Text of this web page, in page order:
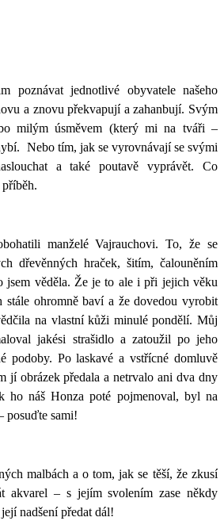
poznávat jednotlivé obyvatele našeho
a znovu překvapují a zahanbují. Svým
milým úsměvem (který mi na tváři –
Nebo tím, jak se vyrovnávají se svými
a také poutavě vyprávět. Co
manželé Vajrauchovi. To, že se
dřevěnných hraček, šitím, čalouněním
jsem věděla. Že je to ale i při jejich věku
stále ohromně baví a že dovedou vyrobit
na vlastní kůži minulé pondělí. Můj
jakési strašidlo a zatoužil po jeho
podoby. Po laskavé a vstřícné domluvě
jí obrázek předala a netrvalo ani dva dny
ho náš Honza poté pojmenoval, byl na
posuďte sami!
malbách a o tom, jak se těší, že zkusí
akvarel – s jejím svolením zase někdy
nadšení předat dál!